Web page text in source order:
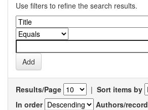
Use filters to refine the search results.
Results/Page | Sort items by
In order
Authors/record